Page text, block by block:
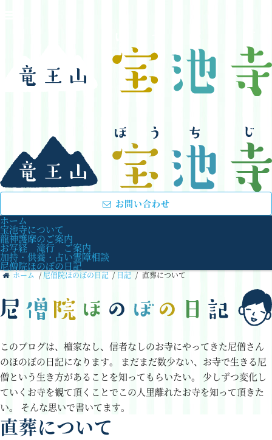
お問い合わせ
ホーム
宝池寺について
龍神護摩のご案内
お写経 滝行 ご案内
加持・供養・占い霊障相談
尼僧院ほのぼの日記
ホーム / 尼僧院ほのぼの日記 / 日記 / 直葬について
このブログは、檀家なし、信者なしのお寺にやってきた尼僧さん
のほのぼの日記になります。 まだまだ数少ない、お寺で生きる尼
僧という生き方があることを知ってもらいたい。
少しずつ変化し
ていくお寺を観て頂くことでこの人里離れたお寺を知って頂きた
い。 そんな思いで書いてます。
直葬について